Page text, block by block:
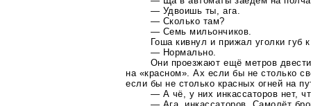
— Удвоишь ты, ага.
— Сколько там?
— Семь мильончиков.
Гоша кивнул и прижал уголки губ
— Нормально.
Они проезжают ещё метров
на «красном». Ах если бы не столько
если бы не столько красных огней на
— А чё, у них инкассаторов нет,